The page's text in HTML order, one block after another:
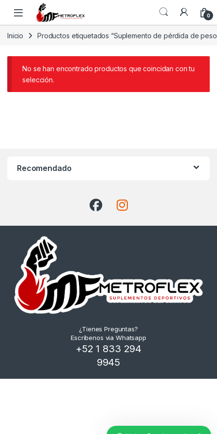
Saltar a la navegación
Saltar al contenido
0
Inicio Productos etiquetados “Suplemento de pérdida de
No se han encontrado productos que coincidan con tu
selección.
Recomendado
¿Tienes Preguntas?
Escríbenos via Whatsapp
+52 1 833 294
9945